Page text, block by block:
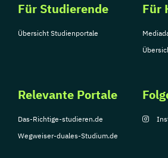
Für Studierende
Übersicht Studienportale
Für
Relevante Portale
Das-Richtige-studieren.de
Wegweiser-duales-Studium.de